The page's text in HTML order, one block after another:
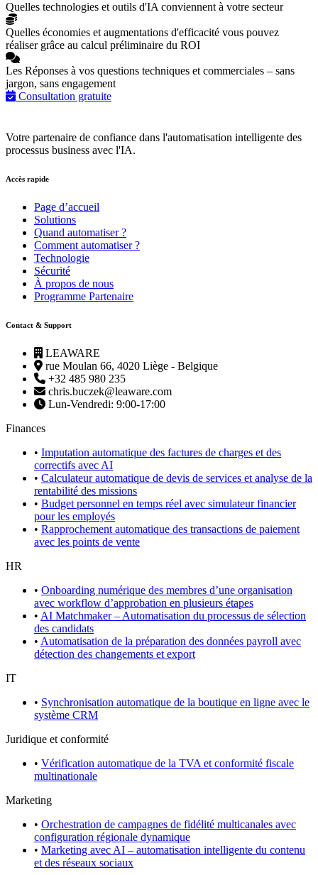
Quelles technologies et outils d'IA conviennent à votre secteur
Quelles économies et augmentations d'efficacité vous pouvez
réaliser grâce au calcul préliminaire du ROI
Les Réponses à vos questions techniques et commerciales – sans
jargon, sans engagement
Consultation gratuite
Votre partenaire de confiance dans l'automatisation intelligente des
processus business avec l'IA.
Accès rapide
Page d’accueil
Solutions
Quand automatiser ?
Comment automatiser ?
Technologie
Sécurité
À propos de nous
Programme Partenaire
Contact & Support
LEAWARE
rue Moulan 66, 4020 Liège - Belgique
+32 485 980 235
chris.buczek@leaware.com
Lun-Vendredi: 9:00-17:00
Finances
• Imputation automatique des factures de charges et des
correctifs avec AI
• Calculateur automatique de devis de services et analyse de la
rentabilité des missions
• Budget personnel en temps réel avec simulateur financier
pour les employés
• Rapprochement automatique des transactions de paiement
avec les points de vente
HR
• Onboarding numérique des membres d’une organisation
avec workflow d’approbation en plusieurs étapes
• AI Matchmaker – Automatisation du processus de sélection
des candidats
• Automatisation de la préparation des données payroll avec
détection des changements et export
IT
• Synchronisation automatique de la boutique en ligne avec le
système CRM
Juridique et conformité
• Vérification automatique de la TVA et conformité fiscale
multinationale
Marketing
• Orchestration de campagnes de fidélité multicanales avec
configuration régionale dynamique
• Marketing avec AI – automatisation intelligente du contenu
et des réseaux sociaux